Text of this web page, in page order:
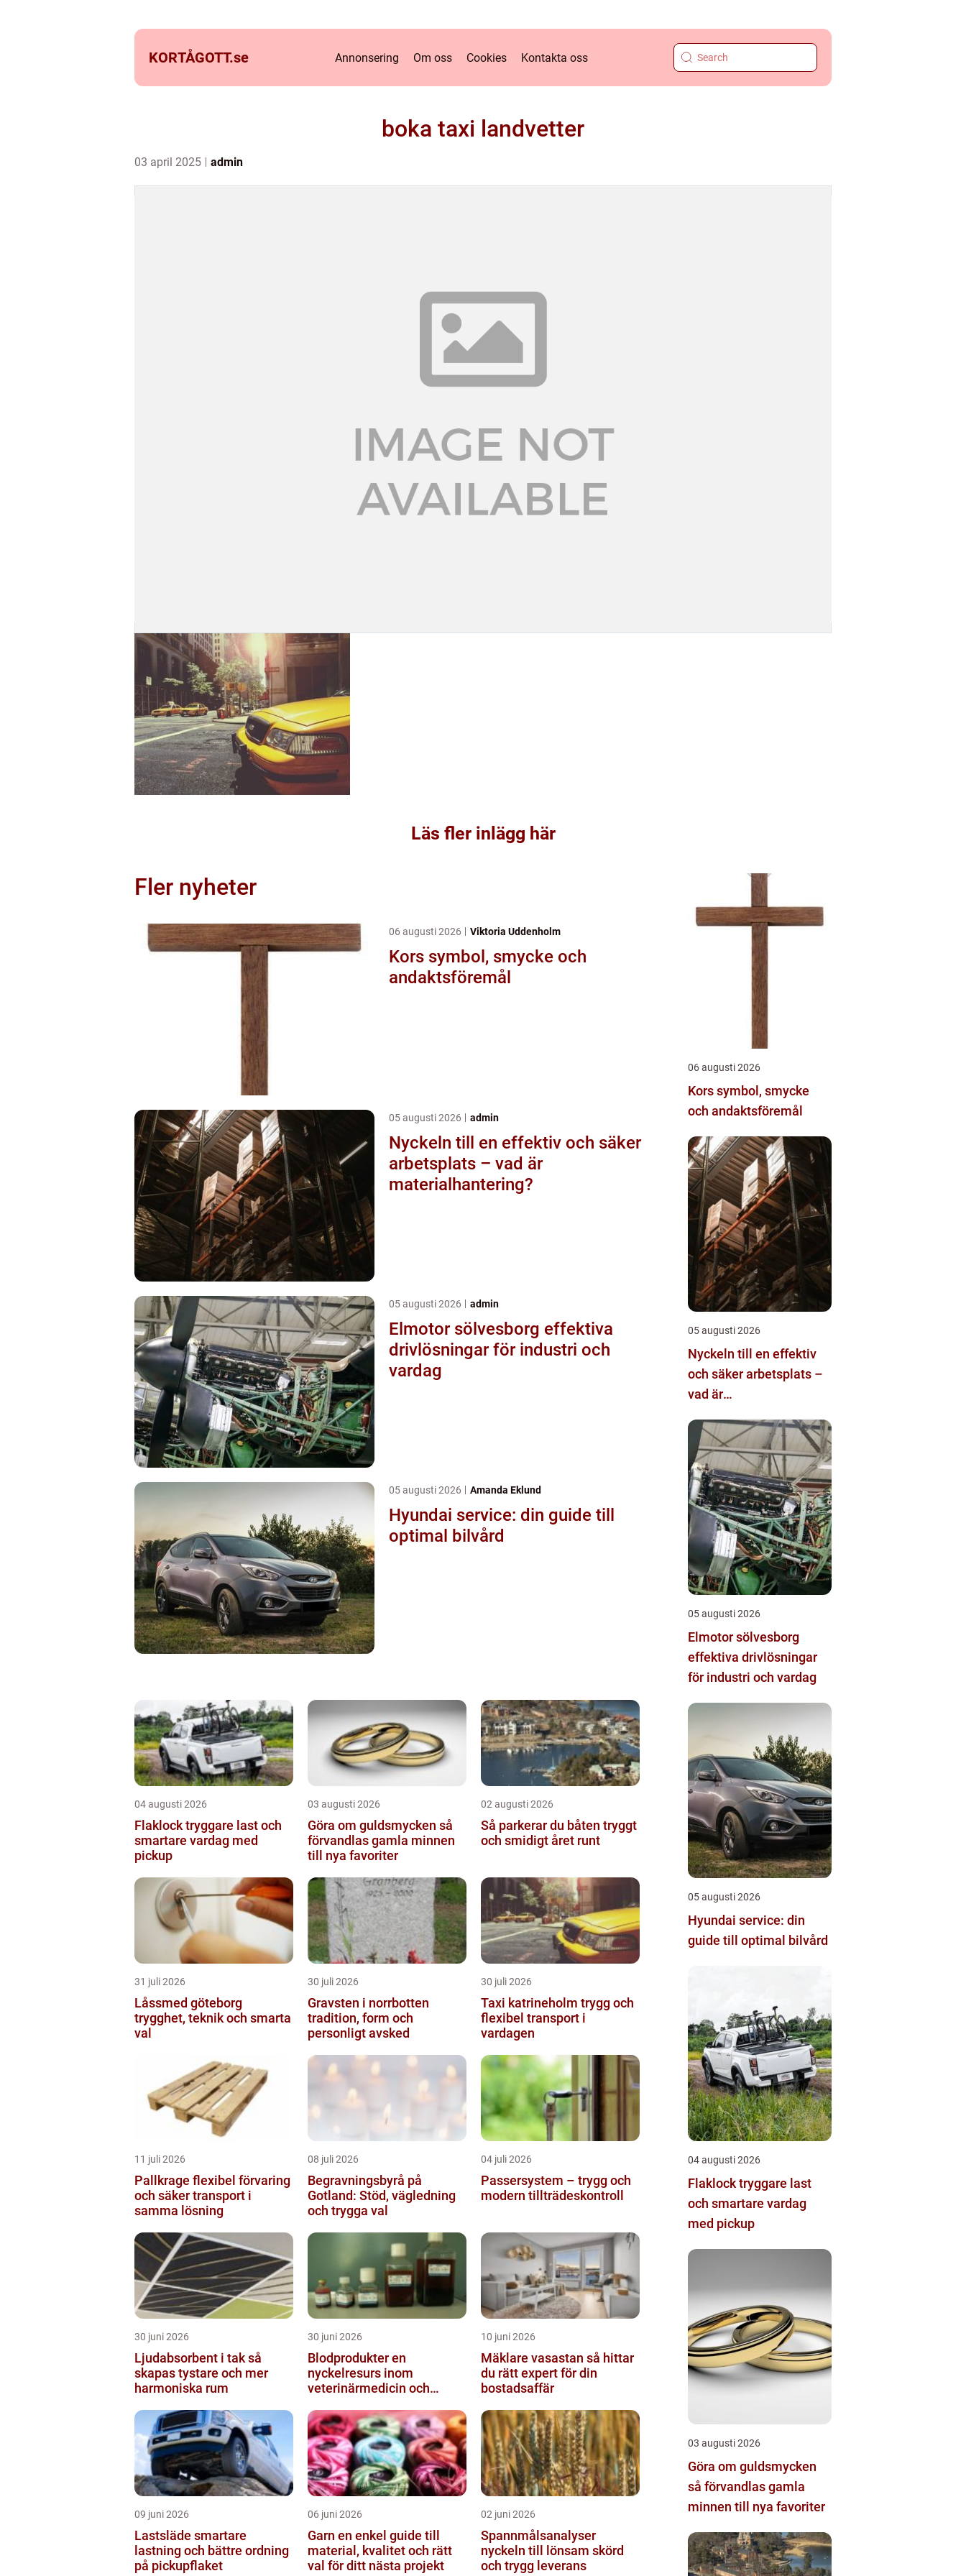
KORTÅGOTT.se Annonsering Om oss Cookies Kontakta oss
boka taxi landvetter
03 april 2025 admin
Läs fler inlägg här
Fler nyheter
06 augusti 2026 Viktoria Uddenholm
Kors symbol, smycke och
andaktsföremål
05 augusti 2026 admin
Nyckeln till en effektiv och säker
arbetsplats – vad är
materialhantering?
05 augusti 2026 admin
Elmotor sölvesborg effektiva
drivlösningar för industri och
vardag
05 augusti 2026 Amanda Eklund
Hyundai service: din guide till
optimal bilvård
04 augusti 2026
Flaklock tryggare last och
smartare vardag med
pickup
03 augusti 2026
Göra om guldsmycken så
förvandlas gamla minnen
till nya favoriter
02 augusti 2026
Så parkerar du båten tryggt
och smidigt året runt
31 juli 2026
Låssmed göteborg
trygghet, teknik och smarta
val
30 juli 2026
Gravsten i norrbotten
tradition, form och
personligt avsked
30 juli 2026
Taxi katrineholm trygg och
flexibel transport i
vardagen
11 juli 2026
Pallkrage flexibel förvaring
och säker transport i
samma lösning
08 juli 2026
Begravningsbyrå på
Gotland: Stöd, vägledning
och trygga val
04 juli 2026
Passersystem – trygg och
modern tillträdeskontroll
30 juni 2026
Ljudabsorbent i tak så
skapas tystare och mer
harmoniska rum
30 juni 2026
Blodprodukter en
nyckelresurs inom
veterinärmedicin och
10 juni 2026
Mäklare vasastan så hittar
du rätt expert för din
bostadsaffär
09 juni 2026
Lastsläde smartare
lastning och bättre ordning
på pickupflaket
06 juni 2026
Garn en enkel guide till
material, kvalitet och rätt
val för ditt nästa projekt
02 juni 2026
Spannmålsanalyser
nyckeln till lönsam skörd
och trygg leverans
06 augusti 2026
Kors symbol, smycke
och andaktsföremål
05 augusti 2026
Nyckeln till en effektiv
och säker arbetsplats –
vad är
05 augusti 2026
Elmotor sölvesborg
effektiva drivlösningar
för industri och vardag
05 augusti 2026
Hyundai service: din
guide till optimal bilvård
04 augusti 2026
Flaklock tryggare last
och smartare vardag
med pickup
03 augusti 2026
Göra om guldsmycken
så förvandlas gamla
minnen till nya favoriter